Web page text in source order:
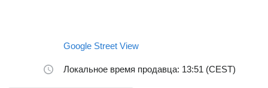
Google Street View
Локальное время продавца: 13:51 (CEST)